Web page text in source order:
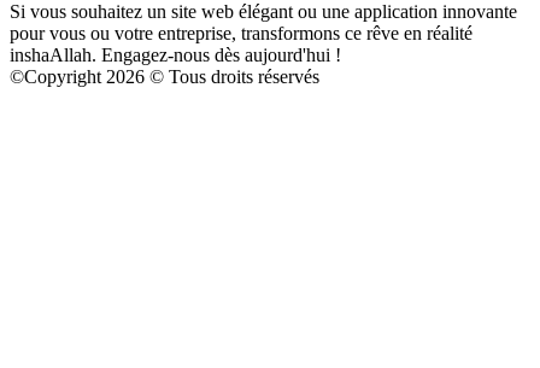
Si vous souhaitez un site web élégant ou une application innovante
pour vous ou votre entreprise, transformons ce rêve en réalité
inshaAllah. Engagez-nous dès aujourd'hui !
©Copyright 2026 © Tous droits réservés